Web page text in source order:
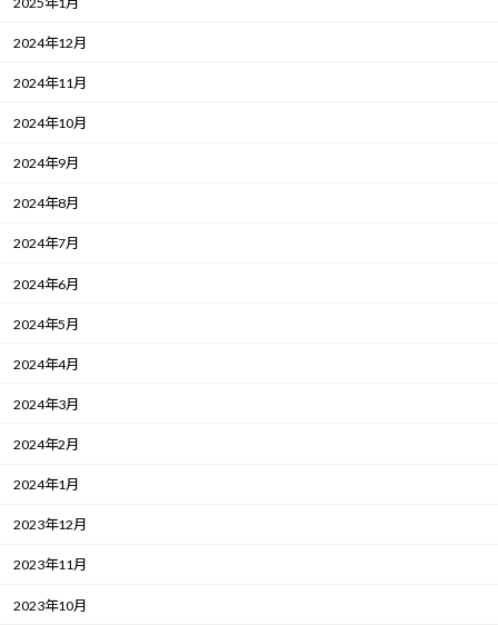
2024年12月
2024年11月
2024年10月
2024年9月
2024年8月
2024年7月
2024年6月
2024年5月
2024年4月
2024年3月
2024年2月
2024年1月
2023年12月
2023年11月
2023年10月